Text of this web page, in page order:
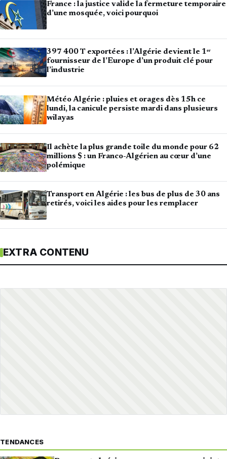
France : la justice valide la fermeture temporaire
d’une mosquée, voici pourquoi
397 400 T exportées : l’Algérie devient le 1ᵉʳ
fournisseur de l’Europe d’un produit clé pour
l’industrie
Météo Algérie : pluies et orages dès 15h ce
lundi, la canicule persiste mardi dans plusieurs
wilayas
Il achète la plus grande toile du monde pour 62
millions $ : un Franco-Algérien au cœur d’une
polémique
Transport en Algérie : les bus de plus de 30 ans
retirés, voici les aides pour les remplacer
EXTRA CONTENU
TENDANCES